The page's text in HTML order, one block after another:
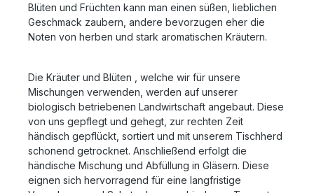
Blüten und Früchten kann man einen süßen, lieblichen
Geschmack zaubern, andere bevorzugen eher die
Noten von herben und stark aromatischen Kräutern.
Die Kräuter und Blüten , welche wir für unsere
Mischungen verwenden, werden auf unserer
biologisch betriebenen Landwirtschaft angebaut. Diese
von uns gepflegt und gehegt, zur rechten Zeit
händisch gepflückt, sortiert und mit unserem Tischherd
schonend getrocknet. Anschließend erfolgt die
händische Mischung und Abfüllung in Gläsern. Diese
eignen sich hervorragend für eine langfristige